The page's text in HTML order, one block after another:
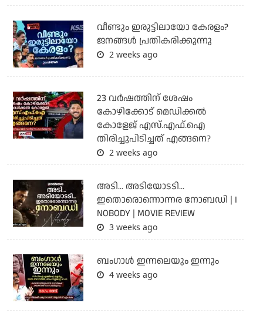
വീണ്ടും ഇരുട്ടിലായോ കേരളം?
ജനങ്ങൾ പ്രതികരിക്കുന്നു
2 weeks ago
23 വർഷത്തിന് ശേഷം
കോഴിക്കോട് മെഡിക്കൽ
കോളേജ് എസ്.എഫ്.ഐ
തിരിച്ചുപിടിച്ചത് എങ്ങനെ?
2 weeks ago
അടി... അടിയോടടി...
ഇതൊരൊന്നൊന്നര നോബഡി | I
NOBODY | MOVIE REVIEW
3 weeks ago
ബംഗാള്‍ ഇന്നലെയും ഇന്നും
4 weeks ago